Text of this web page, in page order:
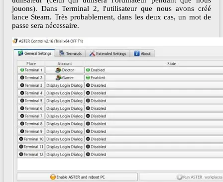
jouons). Dans Terminal 2, l'utilisateur que nous avons créé
lance Steam. Très probablement, dans les deux cas, un mot de
passe sera nécessaire.